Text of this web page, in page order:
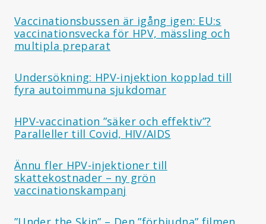
Vaccinationsbussen är igång igen: EU:s
vaccinationsvecka för HPV, mässling och
multipla preparat
Undersökning: HPV-injektion kopplad till
fyra autoimmuna sjukdomar
HPV-vaccination ”säker och effektiv”?
Paralleller till Covid, HIV/AIDS
Ännu fler HPV-injektioner till
skattekostnader – ny grön
vaccinationskampanj